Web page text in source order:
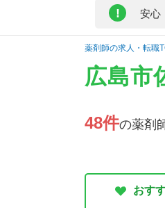
! 安心
薬剤師の求人・転職
広島市
48件の薬剤
おす